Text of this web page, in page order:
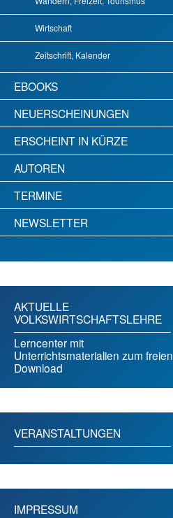
Wirtschaft
Zeitschrift, Kalender
EBOOKS
NEUERSCHEINUNGEN
ERSCHEINT IN KÜRZE
AUTOREN
TERMINE
NEWSLETTER
AKTUELLE
VOLKSWIRTSCHAFTSLEHRE
Lerncenter mit
Unterrichtsmaterialien zum freien
Download
VERANSTALTUNGEN
IMPRESSUM